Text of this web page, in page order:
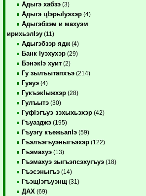
Адыгэ хабзэ (3)
Адыгэ цIэрыIуэхэр (4)
Адыгэбзэм и махуэм
ирихьэлIэу (11)
Адыгэбзэр ядж (4)
Банк Iуэхухэр (29)
БэнэкIэ хуит (2)
Гу зылъытапхъэ (214)
Гуауэ (4)
ГукъэкIыжхэр (28)
Гулъытэ (30)
ГуфIэгъуэ зэхыхьэхэр (42)
Гъуазджэ (195)
Гъуэгу къежьапIэ (59)
Гъэлъэгъуэныгъэхэр (122)
Гъэмахуэ (13)
Гъэмахуэ зыгъэпсэхугъуэ (18)
Гъэсэныгъэ (14)
ГъэщIэгъуэнщ (31)
ДАХ (69)